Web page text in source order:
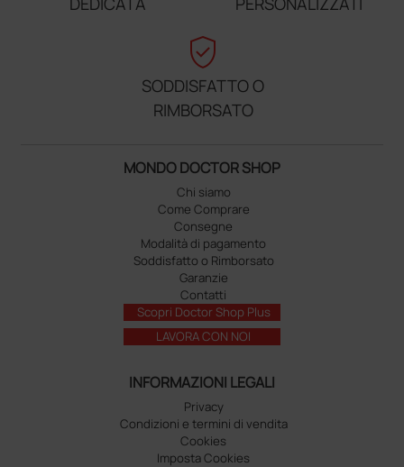
verified_user
SODDISFATTO O
RIMBORSATO
MONDO DOCTOR SHOP
Chi siamo
Come Comprare
Consegne
Modalità di pagamento
Soddisfatto o Rimborsato
Garanzie
Contatti
Scopri Doctor Shop Plus
LAVORA CON NOI
INFORMAZIONI LEGALI
Privacy
Condizioni e termini di vendita
Cookies
Imposta Cookies